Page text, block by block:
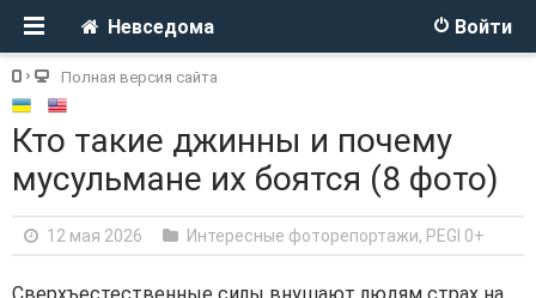
Войти
Невседома
Полная версия сайта
Кто такие джинны и почему
мусульмане их боятся (8 фото)
12 мая 2026 Интересные фоторепортажи, PEGI 0+